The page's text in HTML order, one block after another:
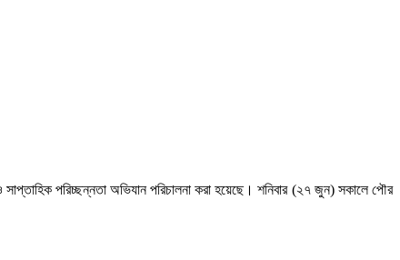
পরিচ্ছন্নতা অভিযান পরিচালনা করা হয়েছে। শনিবার (২৭ জুন) সকালে পৌর